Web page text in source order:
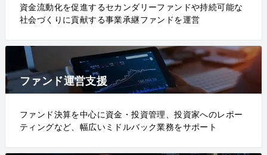
資金流動化を促進するセカンダリーファンドや持続可能な
社会づくりに貢献する事業承継ファンドを運営
ファンド運営支援
ファンド決算を中心に資金・投資管理、投資家へのレポー
ティングなど、幅広いミドルバック業務をサポート